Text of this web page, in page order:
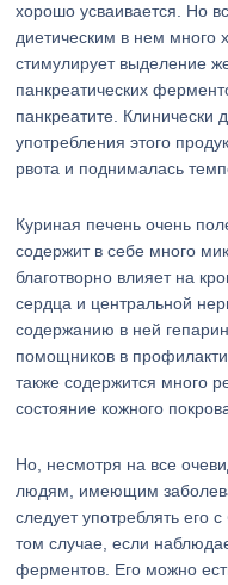
хорошо усваивается. Но
диетическим в нем много
стимулирует выделение
панкреатических
панкреатите. Клинически
употребления этого
рвота и поднималась
Куриная печень очень
содержит в себе много
благотворно влияет на
сердца и центральной
содержанию в ней
помощников в
также содержится много
состояние кожного
Но, несмотря на все
людям, имеющим
следует употреблять его
том случае, если
ферментов. Его можно